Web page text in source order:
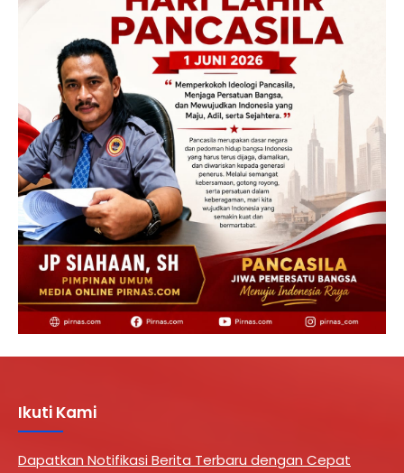
Ikuti Kami
Dapatkan Notifikasi Berita Terbaru dengan Cepat